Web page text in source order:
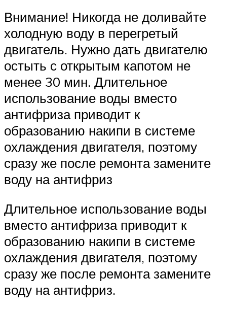
Внимание! Никогда не доливайте
холодную воду в перегретый
двигатель. Нужно дать двигателю
остыть с открытым капотом не
менее 30 мин. Длительное
использование воды вместо
антифриза приводит к
образованию накипи в системе
охлаждения двигателя, поэтому
сразу же после ремонта замените
воду на антифриз
Длительное использование воды
вместо антифриза приводит к
образованию накипи в системе
охлаждения двигателя, поэтому
сразу же после ремонта замените
воду на антифриз.